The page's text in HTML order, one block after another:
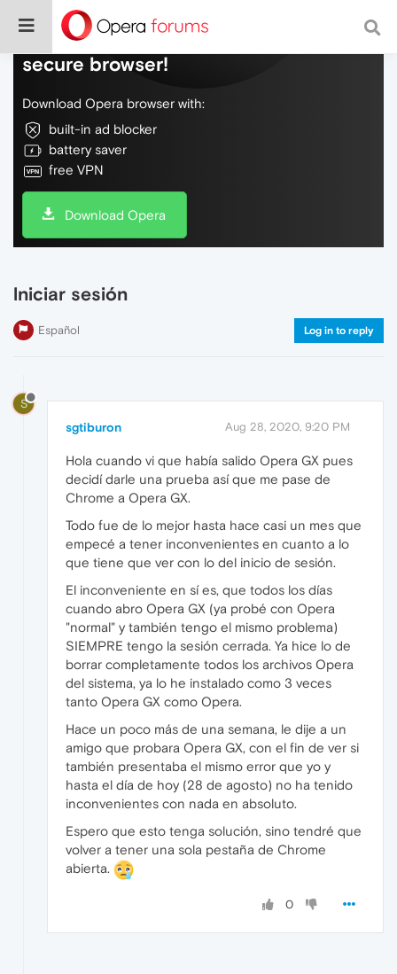
Do more on the web, with a fast and
secure browser!
Download Opera browser with:
built-in ad blocker
battery saver
free VPN
Download Opera
lniciar sesión
Español Log in to reply
S
sgtiburon Aug 28, 2020, 9:20 PM
Hola cuando vi que había salido Opera GX pues
decidí darle una prueba así que me pase de
Chrome a Opera GX.
Todo fue de lo mejor hasta hace casi un mes que
empecé a tener inconvenientes en cuanto a lo
que tiene que ver con lo del inicio de sesión.
El inconveniente en sí es, que todos los días
cuando abro Opera GX (ya probé con Opera
"normal" y también tengo el mismo problema)
SIEMPRE tengo la sesión cerrada. Ya hice lo de
borrar completamente todos los archivos Opera
del sistema, ya lo he instalado como 3 veces
tanto Opera GX como Opera.
Hace un poco más de una semana, le dije a un
amigo que probara Opera GX, con el fin de ver si
también presentaba el mismo error que yo y
hasta el día de hoy (28 de agosto) no ha tenido
inconvenientes con nada en absoluto.
Espero que esto tenga solución, sino tendré que
volver a tener una sola pestaña de Chrome
abierta.
0